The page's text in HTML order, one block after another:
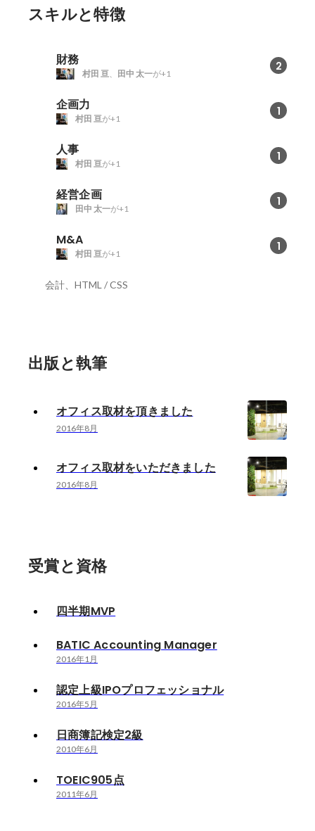
スキルと特徴
財務 2
村田 亘、 田中 太一が+1
企画力 1
村田 亘が+1
人事 1
村田 亘が+1
経営企画 1
田中 太一が+1
M&A 1
村田 亘が+1
会計、HTML / CSS
出版と執筆
オフィス取材を頂きました
2016年8月
オフィス取材をいただきました
2016年8月
受賞と資格
四半期MVP
BATIC Accounting Manager
2016年1月
認定上級IPOプロフェッショナル
2016年5月
日商簿記検定2級
2010年6月
TOEIC905点
2011年6月